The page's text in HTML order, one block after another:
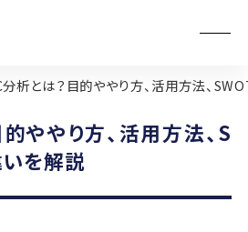
析とは？目的ややり方、活用方法、
ややり方、活用方法、S
を解説